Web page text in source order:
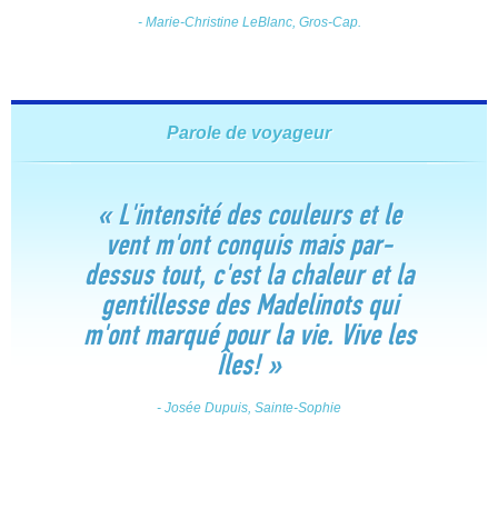
- Marie-Christine LeBlanc, Gros-Cap.
Parole de voyageur
«L'intensité des couleurs et le
vent m'ont conquis mais par-
dessus tout, c'est la chaleur et la
gentillesse des Madelinots qui
m'ont marqué pour la vie. Vive les
Îles!»
- Josée Dupuis, Sainte-Sophie